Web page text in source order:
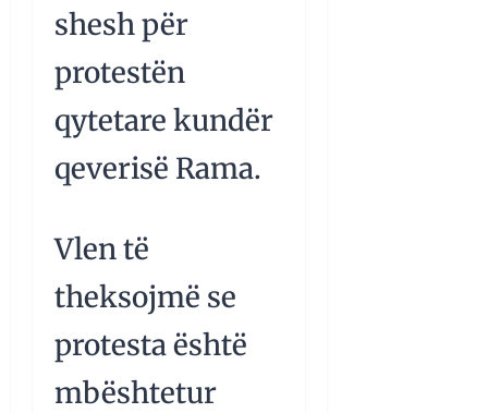
shesh për
protestën
qytetare kundër
qeverisë Rama.
Vlen të
theksojmë se
protesta është
mbështetur